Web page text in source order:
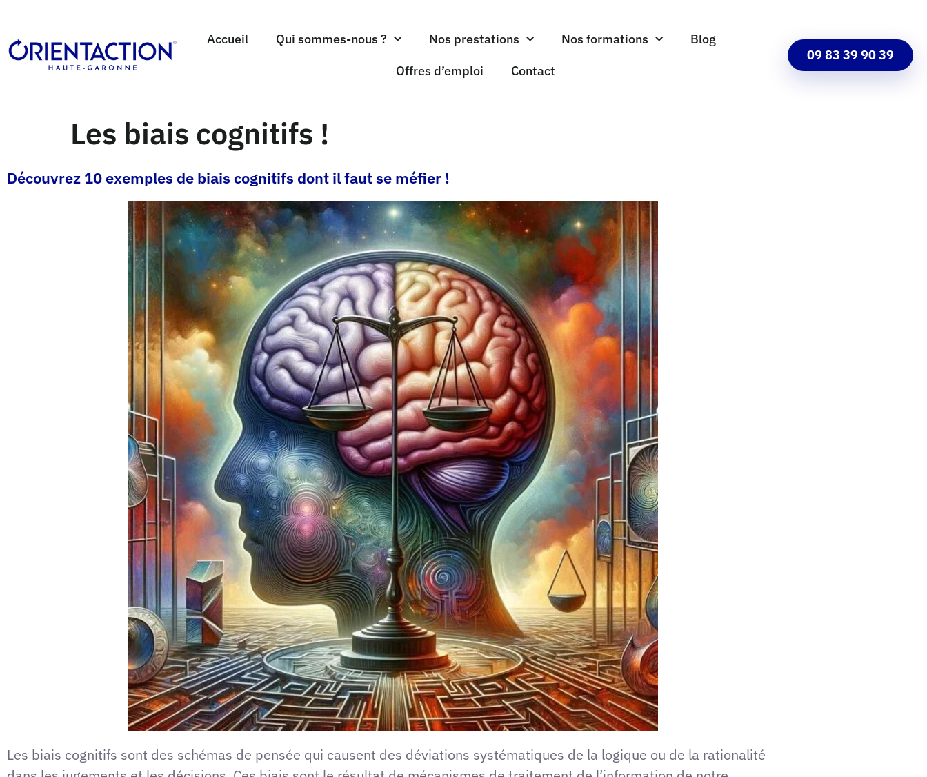
Accueil Qui sommes-nous ? Nos prestations Nos formations
Blog
Offres d’emploi
Contact
09 83 39 90 39
Les biais cognitifs !
Découvrez 10 exemples de biais cognitifs dont il faut se méfier !
Les biais cognitifs sont des schémas de pensée qui causent des déviations systématiques de la logique ou de la rationalité